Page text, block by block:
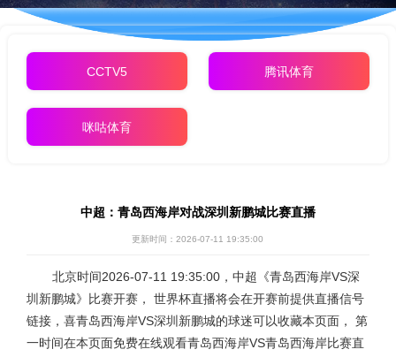
CCTV5 腾讯体育
咪咕体育
中超：青岛西海岸对战深圳新鹏城比赛直播
更新时间：2026-07-11 19:35:00
北京时间2026-07-11 19:35:00，中超《青岛西海岸VS深
圳新鹏城》比赛开赛， 世界杯直播将会在开赛前提供直播信号
链接，喜青岛西海岸VS深圳新鹏城的球迷可以收藏本页面， 第
一时间在本页面免费在线观看青岛西海岸VS青岛西海岸比赛直